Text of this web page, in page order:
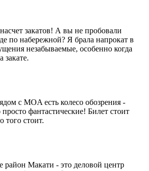
закатов! А вы не пробовали
по набережной? Я брала напрокат в
незабываемые, особенно когда
закате.
с MOA есть колесо обозрения -
фантастические! Билет стоит
того стоит.
район Макати - это деловой центр